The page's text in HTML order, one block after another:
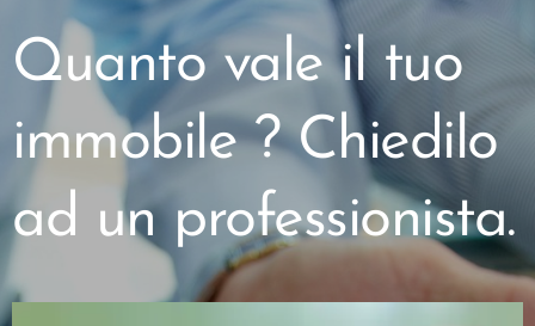
Quanto vale il tuo
immobile ? Chiedilo
ad un professionista.